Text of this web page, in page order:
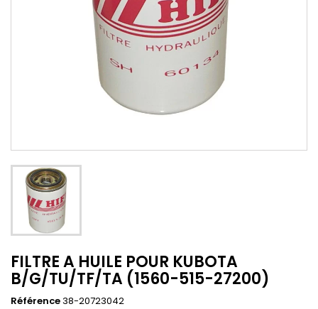
FILTRE A HUILE POUR KUBOTA
B/G/TU/TF/TA (1560-515-27200)
Référence38-20723042